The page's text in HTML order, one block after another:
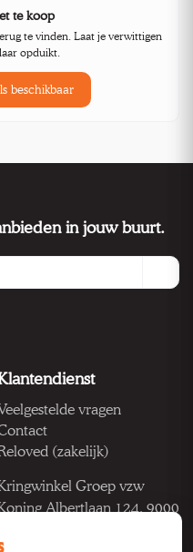
te koop
te vinden. Laat je verwittigen
opduikt.
beschikbaar
in jouw buurt.
vragen
(zakelijk)
Groep vzw
Albertlaan 124, 9000